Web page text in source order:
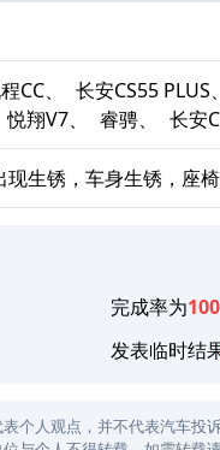
CC、 长安CS55 PLUS、
悦翔V7、 睿骋、 长安
生锈，车身生锈，座椅
完成率为
发表临时结
个人观点，并不代表汽车投